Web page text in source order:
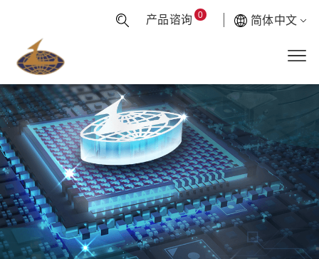
产品谘询 0 简体中文